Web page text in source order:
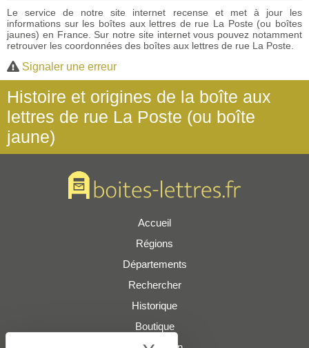
Le service de notre site internet recense et met à jour les
informations sur les boîtes aux lettres de rue La Poste (ou boîtes
jaunes) en France. Sur notre site internet vous pouvez notamment
retrouver les coordonnées des boîtes aux lettres de rue La Poste.
Signaler une erreur
Histoire et origines de la boîte aux
lettres de rue La Poste (ou boîte
jaune)
Accueil
Régions
Départements
Rechercher
Historique
Boutique